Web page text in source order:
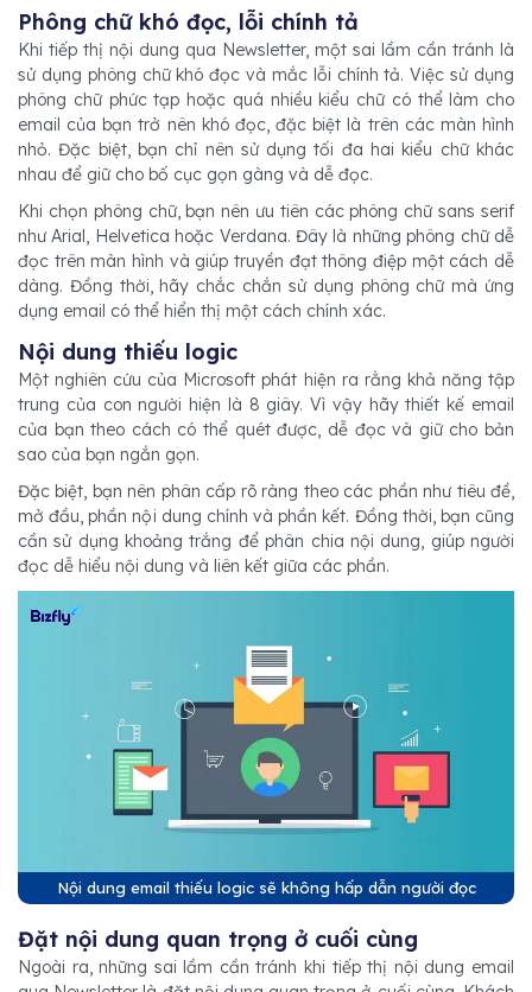
Phông chữ khó đọc, lỗi chính tả
Khi tiếp thị nội dung qua Newsletter, một sai lầm cần tránh là
sử dụng phông chữ khó đọc và mắc lỗi chính tả. Việc sử dụng
phông chữ phức tạp hoặc quá nhiều kiểu chữ có thể làm cho
email của bạn trở nên khó đọc, đặc biệt là trên các màn hình
nhỏ. Đặc biệt, bạn chỉ nên sử dụng tối đa hai kiểu chữ khác
nhau để giữ cho bố cục gọn gàng và dễ đọc.
Khi chọn phông chữ, bạn nên ưu tiên các phông chữ sans serif
như Arial, Helvetica hoặc Verdana. Đây là những phông chữ dễ
đọc trên màn hình và giúp truyền đạt thông điệp một cách dễ
dàng. Đồng thời, hãy chắc chắn sử dụng phông chữ mà ứng
dụng email có thể hiển thị một cách chính xác.
Nội dung thiếu logic
Một nghiên cứu của Microsoft phát hiện ra rằng khả năng tập
trung của con người hiện là 8 giây. Vì vậy hãy thiết kế email
của bạn theo cách có thể quét được, dễ đọc và giữ cho bản
sao của bạn ngắn gọn.
Đặc biệt, bạn nên phân cấp rõ ràng theo các phần như tiêu đề,
mở đầu, phần nội dung chính và phần kết. Đồng thời, bạn cũng
cần sử dụng khoảng trắng để phân chia nội dung, giúp người
đọc dễ hiểu nội dung và liên kết giữa các phần.
Nội dung email thiếu logic sẽ không hấp dẫn người đọc
Đặt nội dung quan trọng ở cuối cùng
Ngoài ra, những sai lầm cần tránh khi tiếp thị nội dung email